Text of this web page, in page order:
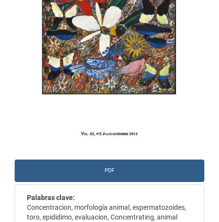
PDF
Palabras clave:
Concentracion, morfología animal, espermatozoides,
toro, epididimo, evaluacion, Concentrating, animal